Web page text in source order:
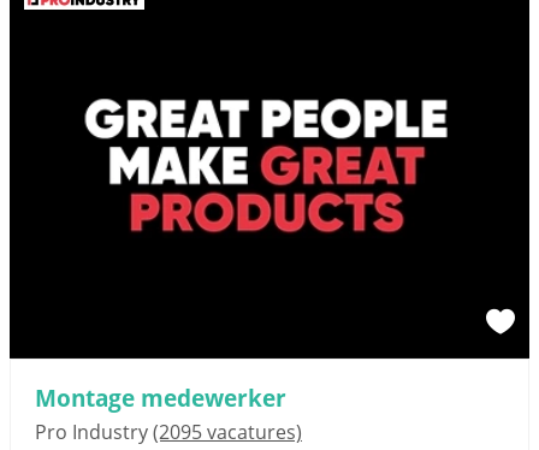
Montage medewerker
Pro Industry(2095 vacatures)